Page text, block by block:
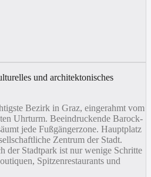
und architektonisches
Bezirk in Graz, eingerahmt vom
Uhrturm. Beeindruckende Barock-
jede Fußgängerzone. Hauptplatz
Zentrum der Stadt.
der Stadtpark ist nur wenige Schritte
Spitzenrestaurants und